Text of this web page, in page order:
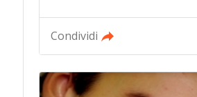
Condividi